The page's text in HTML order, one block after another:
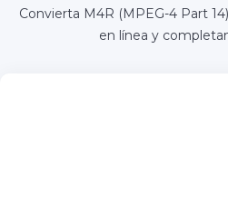
Convierta M4R (MPEG-4 Part
en línea y